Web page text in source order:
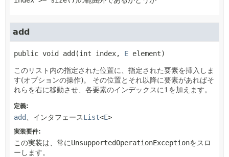
add
public void add(int index, E element)
このリスト内の指定された位置に、指定された要素を挿入しま
す(オプションの操作)。
その位置とそれ以降に要素があればそ
れらを右に移動させ、各要素のインデックスに1を加えます。
定義:
add 、インタフェースList<E>
実装要件:
この実装は、常にUnsupportedOperationExceptionをスロ
ーします。